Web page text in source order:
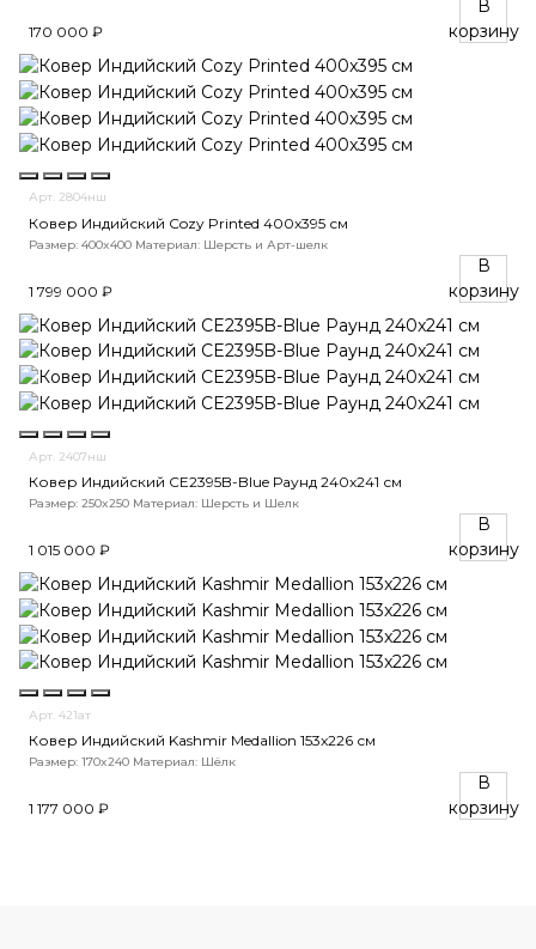
170 000 ₽
В
корзину
Арт. 2804нш
Ковер Индийский Cozy Printed 400x395 см
Размер: 400x400 Материал: Шерсть и Арт-шелк
1 799 000 ₽
В
корзину
Арт. 2407нш
Ковер Индийский CE2395B-Blue Раунд 240x241 см
Размер: 250x250 Материал: Шерсть и Шелк
1 015 000 ₽
В
корзину
Арт. 421ат
Ковер Индийский Kashmir Medallion 153x226 см
Размер: 170x240 Материал: Шёлк
1 177 000 ₽
В
корзину